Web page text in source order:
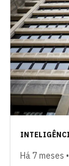
Há 7 meses